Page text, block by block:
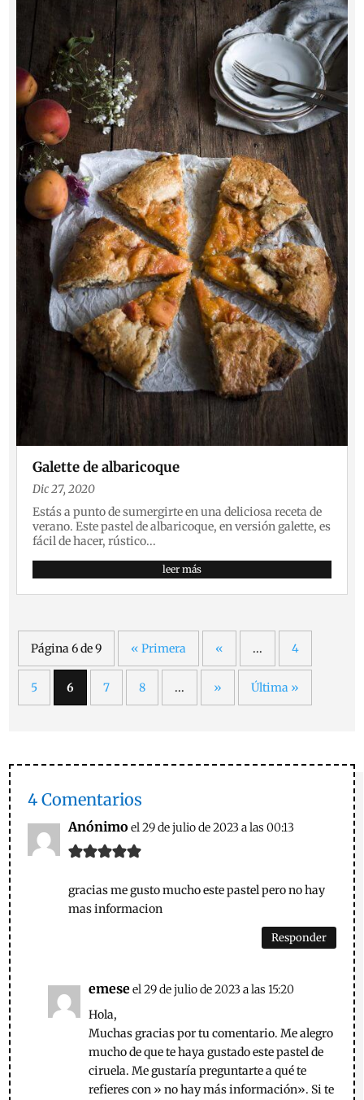
Galette de albaricoque
Dic 27, 2020
Estás a punto de sumergirte en una deliciosa receta de
verano. Este pastel de albaricoque, en versión galette, es
fácil de hacer, rústico...
leer más
Página 6 de 9 « Primera « ... 4
5 6 7 8 ... » Última »
4 Comentarios
Anónimo el 29 de julio de 2023 a las 00:13
gracias me gusto mucho este pastel pero no hay
mas informacion
Responder
emeseel 29 de julio de 2023 a las 15:20
Hola,
Muchas gracias por tu comentario. Me alegro
mucho de que te haya gustado este pastel de
ciruela. Me gustaría preguntarte a qué te
refieres con » no hay más información». Si te